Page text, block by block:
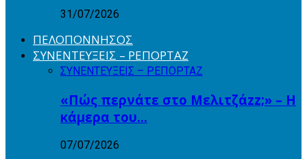
31/07/2026
ΠΕΛΟΠΟΝΝΗΣΟΣ
ΣΥΝΕΝΤΕΥΞΕΙΣ – ΡΕΠΟΡΤΑΖ
ΣΥΝΕΝΤΕΥΞΕΙΣ – ΡΕΠΟΡΤΑΖ
«Πώς περνάτε στο Μελιτζάzz;» – Η
κάμερα του…
07/07/2026